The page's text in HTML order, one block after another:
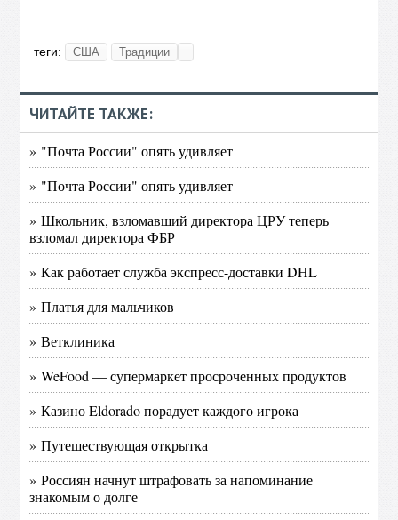
теги: США Традиции
ЧИТАЙТЕ ТАКЖЕ:
» "Почта России" опять удивляет
» "Почта России" опять удивляет
» Школьник, взломавший директора ЦРУ теперь
взломал директора ФБР
» Как работает служба экспресс-доставки DHL
» Платья для мальчиков
» Ветклиника
» WeFood — супермаркет просроченных продуктов
» Казино Eldorado порадует каждого игрока
» Путешествующая открытка
» Россиян начнут штрафовать за напоминание
знакомым о долге